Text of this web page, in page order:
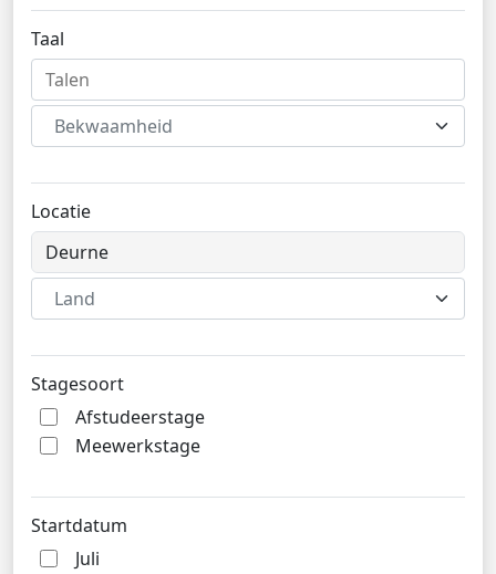
Taal
Bekwaamheid
Locatie
Land
Stagesoort
Afstudeerstage
Meewerkstage
Startdatum
Juli